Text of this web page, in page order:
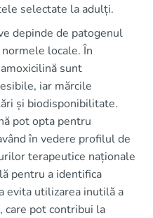
selectate la adulți.
depinde de patogenul
locale. În
sunt
iar mărcile
și biodisponibilitate.
pot opta pentru
în vedere profilul de
terapeutice naționale
pentru a identifica
evita utilizarea inutilă a
care pot contribui la